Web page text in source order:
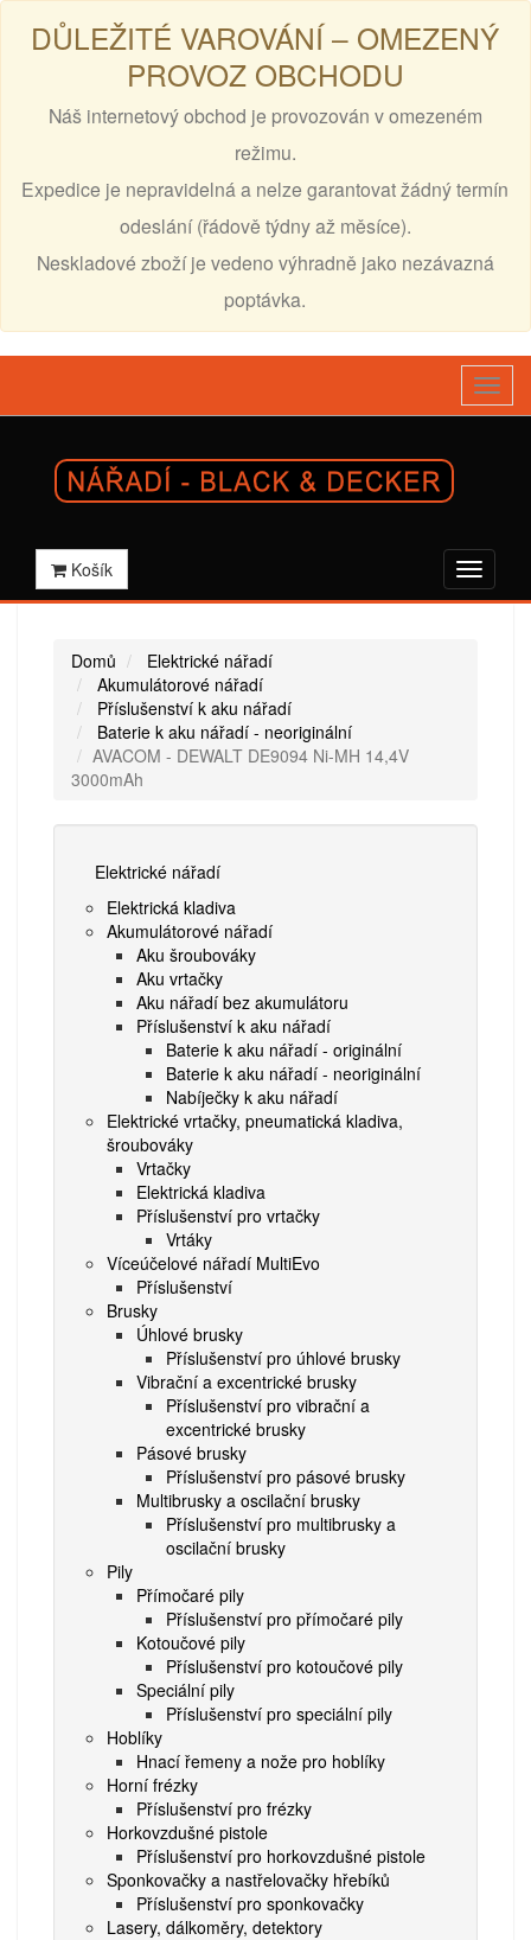
DŮLEŽITÉ VAROVÁNÍ – OMEZENÝ
PROVOZ OBCHODU
Náš internetový obchod je provozován v omezeném
režimu.
Expedice je nepravidelná a nelze garantovat žádný termín
odeslání (řádově týdny až měsíce).
Neskladové zboží je vedeno výhradně jako nezávazná
poptávka.
Košík
Domů
Elektrické nářadí
Akumulátorové nářadí
Příslušenství k aku nářadí
Baterie k aku nářadí - neoriginální
AVACOM - DEWALT DE9094 Ni-MH 14,4V
3000mAh
Elektrické nářadí
Elektrická kladiva
Akumulátorové nářadí
Aku šroubováky
Aku vrtačky
Aku nářadí bez akumulátoru
Příslušenství k aku nářadí
Baterie k aku nářadí - originální
Baterie k aku nářadí - neoriginální
Nabíječky k aku nářadí
Elektrické vrtačky, pneumatická kladiva,
šroubováky
Vrtačky
Elektrická kladiva
Příslušenství pro vrtačky
Vrtáky
Víceúčelové nářadí MultiEvo
Příslušenství
Brusky
Úhlové brusky
Příslušenství pro úhlové brusky
Vibrační a excentrické brusky
Příslušenství pro vibrační a
excentrické brusky
Pásové brusky
Příslušenství pro pásové brusky
Multibrusky a oscilační brusky
Příslušenství pro multibrusky a
oscilační brusky
Pily
Přímočaré pily
Příslušenství pro přímočaré pily
Kotoučové pily
Příslušenství pro kotoučové pily
Speciální pily
Příslušenství pro speciální pily
Hoblíky
Hnací řemeny a nože pro hoblíky
Horní frézky
Příslušenství pro frézky
Horkovzdušné pistole
Příslušenství pro horkovzdušné pistole
Sponkovačky a nastřelovačky hřebíků
Příslušenství pro sponkovačky
Lasery, dálkoměry, detektory